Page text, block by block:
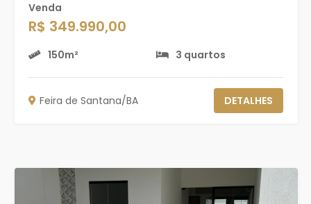
Venda
R$ 349.990,00
150m² 3 quartos
Feira de Santana/BA DETALHES